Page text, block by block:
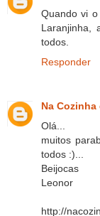
Quando vi
Laranjinha,
todos.
Responder
Na
Olá...
muitos
todos :)...
Beijocas
Leonor
http://